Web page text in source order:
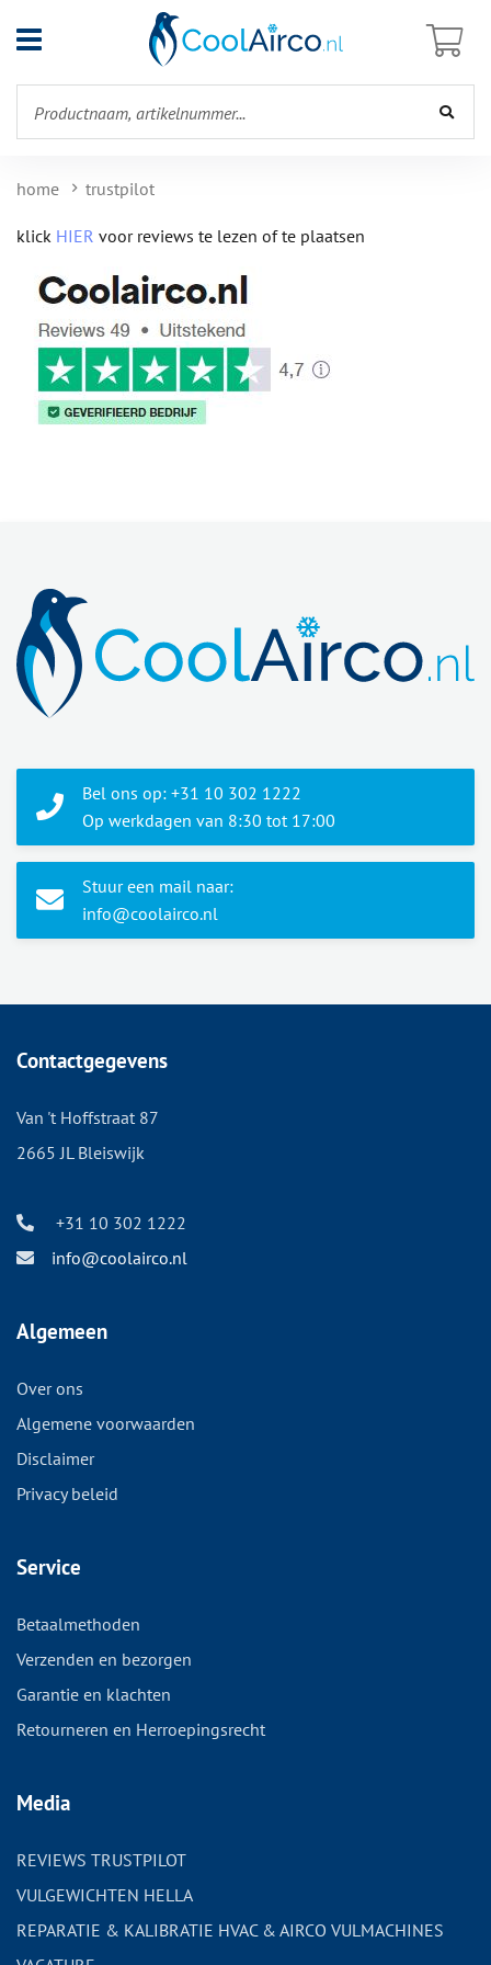
Open
menu
home trustpilot
klick HIER voor reviews te lezen of te plaatsen
Bel ons op: +31 10 302 1222
Op werkdagen van 8:30 tot 17:00
Stuur een mail naar:
info@coolairco.nl
Contactgegevens
Van 't Hoffstraat 87
2665 JL Bleiswijk
+31 10 302 1222
info@coolairco.nl
Algemeen
Over ons
Algemene voorwaarden
Disclaimer
Privacy beleid
Service
Betaalmethoden
Verzenden en bezorgen
Garantie en klachten
Retourneren en Herroepingsrecht
Media
REVIEWS TRUSTPILOT
VULGEWICHTEN HELLA
REPARATIE & KALIBRATIE HVAC & AIRCO VULMACHINES